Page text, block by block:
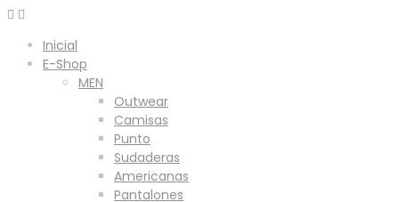
Inicial
E-Shop
MEN
Outwear
Camisas
Punto
Sudaderas
Americanas
Pantalones